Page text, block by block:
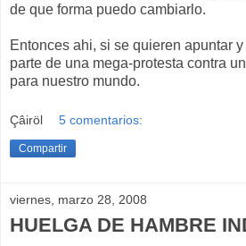
de que forma puedo cambiarlo.
Entonces ahi, si se quieren apuntar y
parte de una mega-protesta contra
para nuestro mundo.
Çâiröl 5 comentarios:
Compartir
viernes, marzo 28, 2008
HUELGA DE HAMBRE